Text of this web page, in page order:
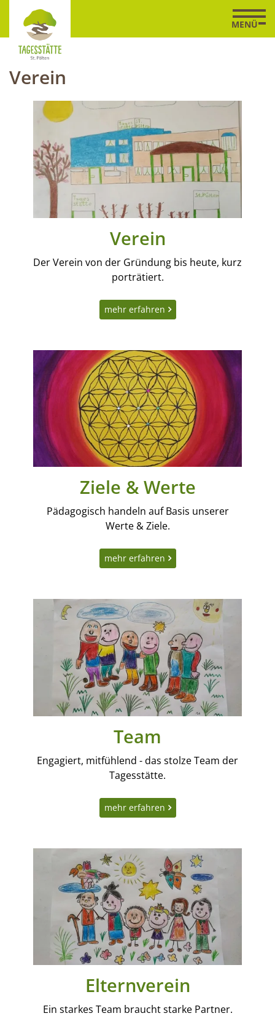
Seitenbereiche:
Inhalt
Hauptnavigation
Footernavigation
Logo
Tagesstätte
St.
Pölten
verlinkt
MENÜ
Verein
Verein
Der Verein von der Gründung bis heute, kurz
porträtiert.
mehr erfahren
Ziele & Werte
Pädagogisch handeln auf Basis unserer
Werte & Ziele.
mehr erfahren
Team
Engagiert, mitfühlend - das stolze Team der
Tagesstätte.
mehr erfahren
Elternverein
Ein starkes Team braucht starke Partner.